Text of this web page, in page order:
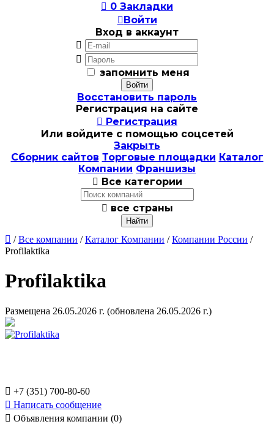
 0 Закладки
Войти
Вход в аккаунт


запомнить меня
Восстановить пароль
Регистрация на сайте
 Регистрация
Или войдите с помощью соцсетей
Закрыть
Сборник сайтов Торговые площадки Каталог
Компании Франшизы
 Все категории
 все страны
 /Все компании /Каталог Компании /Компании России /
Profilaktika
Profilaktika
Размещена 26.05.2026 г. (обновлена 26.05.2026 г.)
 +7 (351) 700-80-60
 Написать сообщение
 Объявления компании (0)